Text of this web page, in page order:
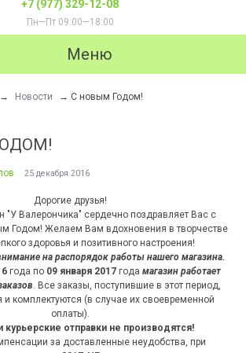
+7 (977) 329-12-08
Пн—Пт 09:00—18:00
Меню
→ Новости → С новым Годом!
25 декабря 2016
Дорогие друзья!
"У Валерончика" сердечно поздравляет Вас с
Годом! Желаем Вам вдохновения в творчестве
здоровья и позитивного настроения!
на распорядок работы нашего магазина.
года по 09 января 2017года магазин работает
. Все заказы, поступившие в этот период,
и комплектуются (в случае их своевременной
оплаты).
курьерские отправки не производятся!
за доставленные неудобства, при